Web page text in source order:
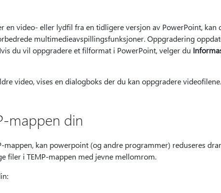
en video- eller lydfil fra en tidligere versjon av PowerPoint, kan
multimedieavspillingsfunksjoner. Oppgradering
du vil oppgradere et filformat i PowerPoint, velger du
video, vises en dialogboks der du kan oppgradere videofilene.
mappen din
mappen, kan powerpoint (og andre programmer) reduseres
filer i TEMP-mappen med jevne mellomrom.